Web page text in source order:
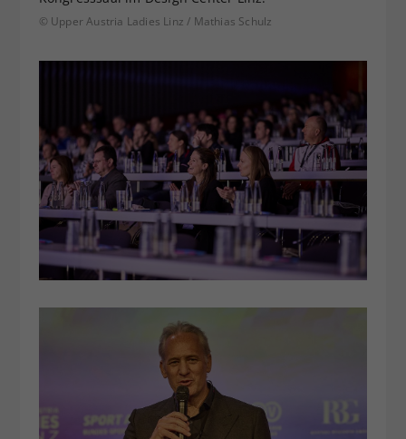
© Upper Austria Ladies Linz / Mathias Schulz